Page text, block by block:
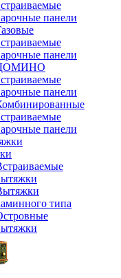
панели
панели
панели
панели
типа